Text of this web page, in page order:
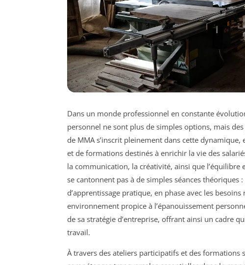
Dans un monde professionnel en constante
personnel ne sont plus de simples options, mais
de MMA s’inscrit pleinement dans cette
et de formations destinés à enrichir la vie des
la communication, la créativité, ainsi que
se cantonnent pas à de simples séances théoriques
d’apprentissage pratique, en phase avec les
environnement propice à l’épanouissement
de sa stratégie d’entreprise, offrant ainsi un cadre
travail.
À travers des ateliers participatifs et des formations